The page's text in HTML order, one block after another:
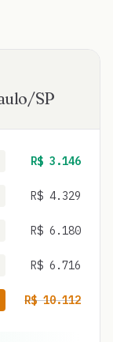
/SP
R$ 3.146
R$ 4.329
R$ 6.180
R$ 6.716
R$10.112